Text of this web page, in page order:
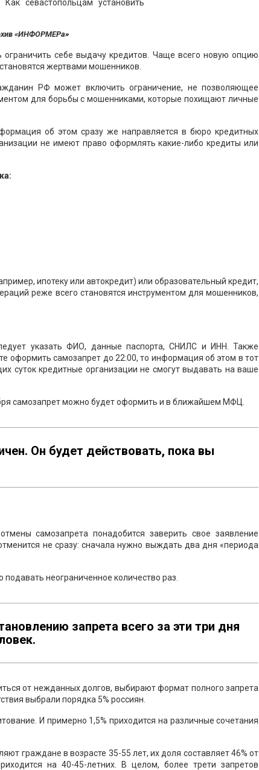
«ИНФОРМЕРа»
себе выдачу кредитов. Чаще всего новую опцию
жертвами мошенников.
РФ может включить ограничение, не позволяющее
для борьбы с мошенниками, которые похищают личные
об этом сразу же направляется в бюро кредитных
не имеют право оформлять какие-либо кредиты или
ипотеку или автокредит) или образовательный кредит,
реже всего становятся инструментом для мошенников,
указать ФИО, данные паспорта, СНИЛС и ИНН. Также
оформить самозапрет до 22:00, то информация об этом в тот
суток кредитные организации не смогут выдавать на ваше
самозапрет можно будет оформить и в ближайшем МФЦ.
Он будет действовать, пока вы
самозапрета понадобится заверить свое заявление
не сразу: сначала нужно выждать два дня «периода
неограниченное количество раз.
запрета всего за эти три дня
от нежданных долгов, выбирают формат полного запрета
выбрали порядка 5% россиян.
И примерно 1,5% приходится на различные сочетания
граждане в возрасте 35-55 лет, их доля составляет 46% от
на 40-45-летних. В целом, более трети запретов